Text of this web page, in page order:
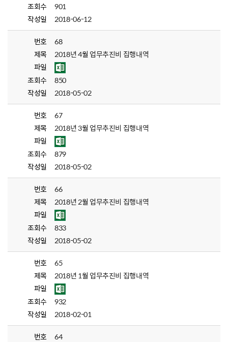
조회수
901
작성일
2018-06-12
번호
68
제목
2018년 4월 업무추진비 집행내역
파일
조회수
850
작성일
2018-05-02
번호
67
제목
2018년 3월 업무추진비 집행내역
파일
조회수
879
작성일
2018-05-02
번호
66
제목
2018년 2월 업무추진비 집행내역
파일
조회수
833
작성일
2018-05-02
번호
65
제목
2018년 1월 업무추진비 집행내역
파일
조회수
932
작성일
2018-02-01
번호
64